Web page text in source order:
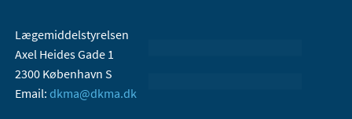
Lægemiddelstyrelsen
Axel Heides Gade 1
2300 København S
Email: dkma@dkma.dk